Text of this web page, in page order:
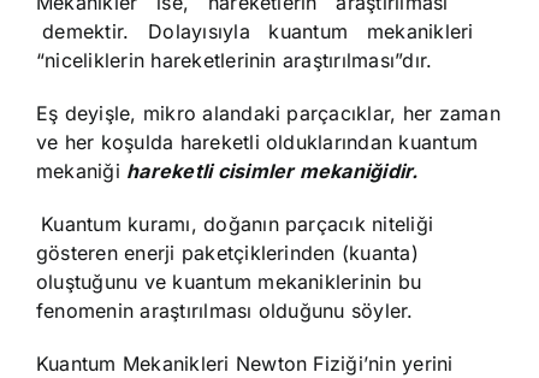
demektir. Dolayısıyla kuantum mekanikleri
“niceliklerin hareketlerinin araştırılması”dır.
Eş deyişle, mikro alandaki parçacıklar, her zaman
ve her koşulda hareketli olduklarından kuantum
mekaniği hareketlicisimler mekaniğidir.
Kuantum kuramı, doğanın parçacık niteliği
gösteren enerji paketçiklerinden (kuanta)
oluştuğunu ve kuantum mekaniklerinin bu
fenomenin araştırılması olduğunu söyler.
Kuantum Mekanikleri Newton Fiziği’nin yerini